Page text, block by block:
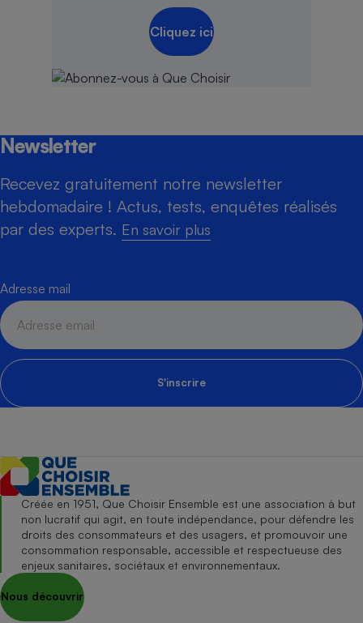
Cliquez ici
Newsletter
Recevez gratuitement notre newsletter
hebdomadaire ! Actus, tests, enquêtes réalisés
par des experts. En savoir plus
Adresse mail
S'inscrire
Créée en 1951, Que Choisir Ensemble est une association à but
non lucratif qui agit, en toute indépendance, pour défendre les
droits des consommateurs et des usagers, et promouvoir une
consommation responsable, accessible et respectueuse des
enjeux sanitaires, sociétaux et environnementaux.
Nous découvrir